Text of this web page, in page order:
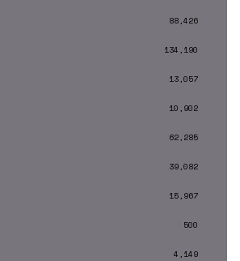
88,426
134,190
13,057
10,902
62,285
39,082
15,967
500
4,149